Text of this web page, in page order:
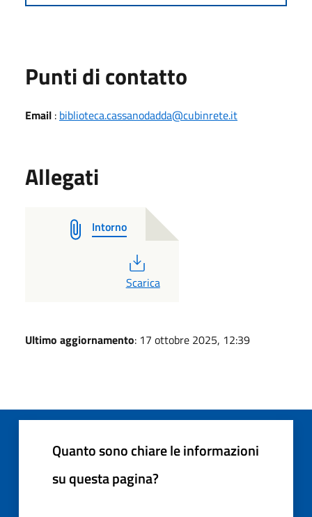
Punti di contatto
Email : biblioteca.cassanodadda@cubinrete.it
Allegati
Intorno
PDF
Scarica
Ultimo aggiornamento: 17 ottobre 2025, 12:39
Quanto sono chiare le informazioni
su questa pagina?